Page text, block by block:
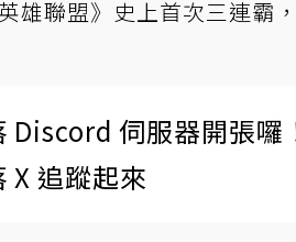
雄聯盟》史上首次三連霸
Discord 伺服器開張囉
X 追蹤起來